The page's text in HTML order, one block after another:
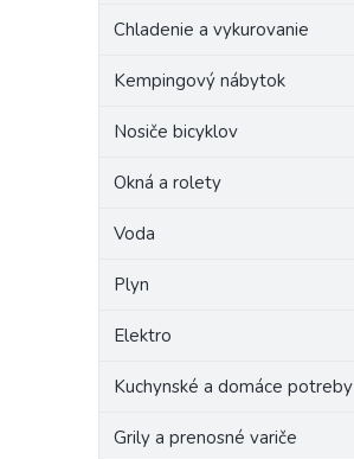
Chladenie a vykurovanie
Kempingový nábytok
Nosiče bicyklov
Okná a rolety
Voda
Plyn
Elektro
Kuchynské a domáce potreby
Grily a prenosné variče